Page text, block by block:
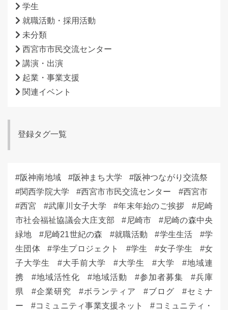
学生
就職活動・採用活動
未分類
西宮市市民交流センター
講演・出演
起業・事業支援
関連イベント
登録タグ一覧
阪神南地域 阪神まち大学
阪神つながり交流祭
関西学院大学
西宮市市民交流センター
西宮市
西宮
武庫川女子大学 年末年始のご挨拶
尼崎
市社会福祉協議会大庄支部
尼崎市
尼崎の森中央
緑地
尼崎21世紀の森 就職活動 学生生活
学
生団体
学生プロジェクト 学生 女子学生
女
子大学生
大手前大学 大学生 大学
地域連
携
地域活性化 地域活動 参加者募集
兵庫
県
企業研究 ボランティア ブログ
セミナ
ー
コミュニティ事業支援ネット
コミュニティ・